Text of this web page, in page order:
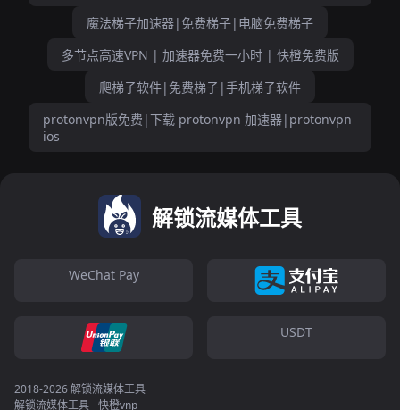
魔法梯子加速器|免费梯子|电脑免费梯子
多节点高速VPN | 加速器免费一小时 | 快橙免费版
爬梯子软件|免费梯子|手机梯子软件
protonvpn版免费|下载 protonvpn 加速器|protonvpn
ios
解锁流媒体工具
WeChat Pay
USDT
2018-2026 解锁流媒体工具
解锁流媒体工具 - 快橙vnp